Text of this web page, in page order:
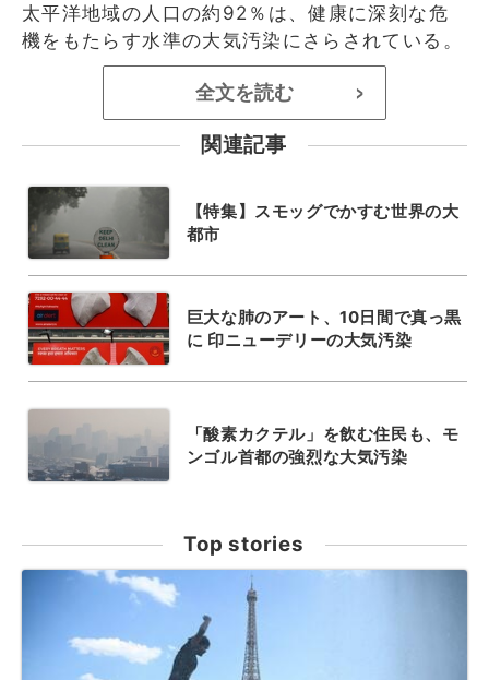
太平洋地域の人口の約92％は、健康に深刻な危
機をもたらす水準の大気汚染にさらされている。
全文を読む >
関連記事
【特集】スモッグでかすむ世界の大
都市
巨大な肺のアート、10日間で真っ黒
に 印ニューデリーの大気汚染
「酸素カクテル」を飲む住民も、モ
ンゴル首都の強烈な大気汚染
Top stories